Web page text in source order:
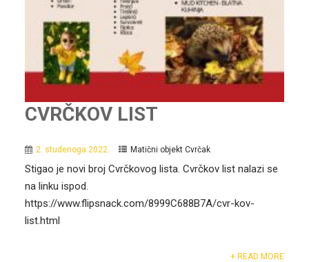
CVRČKOV LIST
2. studenoga 2022. Matični objekt Cvrčak
Stigao je novi broj Cvrčkovog lista. Cvrčkov list nalazi se
na linku ispod.
https://www.flipsnack.com/8999C688B7A/cvr-kov-
list.html
+ READ MORE